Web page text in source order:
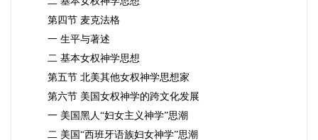
第四节 麦克法格
一 生平与著述
二 基本女权神学思想
第五节 北美其他女权神学思想家
第六节 美国女权神学的跨文化发展
一 美国黑人“妇女主义神学”思潮
二 美国“西班牙语族妇女神学”思潮